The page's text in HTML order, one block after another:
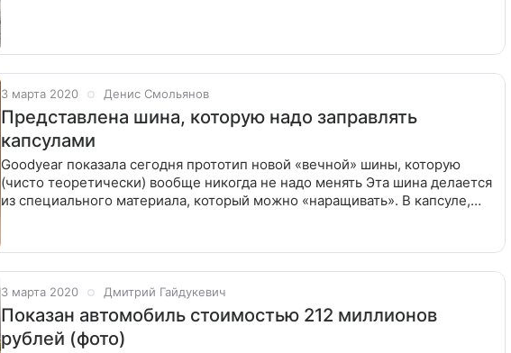
3 марта 2020 Денис Смольянов
Представлена шина, которую надо заправлять
капсулами
Goodyear показала сегодня прототип новой «вечной» шины, которую
(чисто теоретически) вообще никогда не надо менять Эта шина делается
из специального материала, который можно «наращивать». В капсуле,
3 марта 2020 Дмитрий Гайдукевич
Показан автомобиль стоимостью 212 миллионов
рублей (фото)